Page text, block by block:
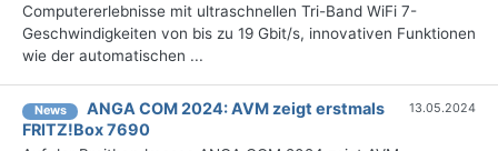
Computererlebnisse mit ultraschnellen Tri-Band WiFi 7-
Geschwindigkeiten von bis zu 19 Gbit/s, innovativen Funktionen
wie der automatischen ...
News
ANGA COM 2024: AVM zeigt erstmals
FRITZ!Box 7690
13.05.2024